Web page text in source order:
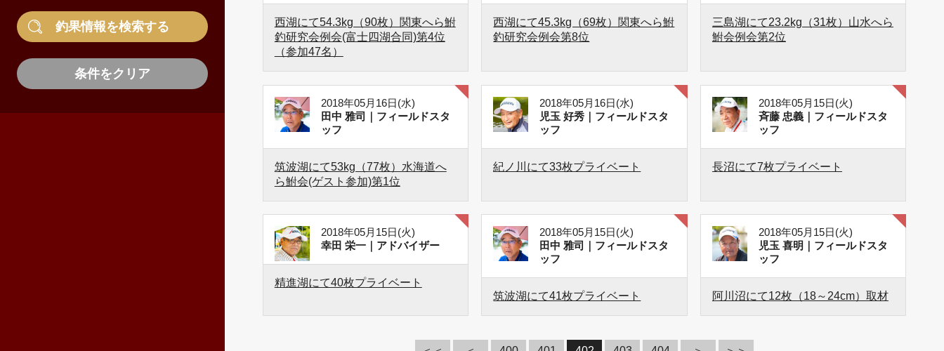
条件をクリア
西湖にて54.3kg（90枚）関東へら鮒
釣研究会例会(富士四湖合同)第4位
（参加47名）
西湖にて45.3kg（69枚）関東へら鮒
釣研究会例会第8位
三島湖にて23.2kg（31枚）山水へら
鮒会例会第2位
2018年05月16日(水)
田中 雅司｜フィールドスタ
ッフ
筑波湖にて53kg（77枚）水海道へ
ら鮒会(ゲスト参加)第1位
2018年05月16日(水)
児玉 好秀｜フィールドスタ
ッフ
紀ノ川にて33枚プライベート
2018年05月15日(火)
斉藤 忠義｜フィールドスタ
ッフ
長沼にて7枚プライベート
2018年05月15日(火)
幸田 栄一｜アドバイザー
精進湖にて40枚プライベート
2018年05月15日(火)
田中 雅司｜フィールドスタ
ッフ
筑波湖にて41枚プライベート
2018年05月15日(火)
児玉 喜明｜フィールドスタ
ッフ
阿川沼にて12枚（18～24cm）取材